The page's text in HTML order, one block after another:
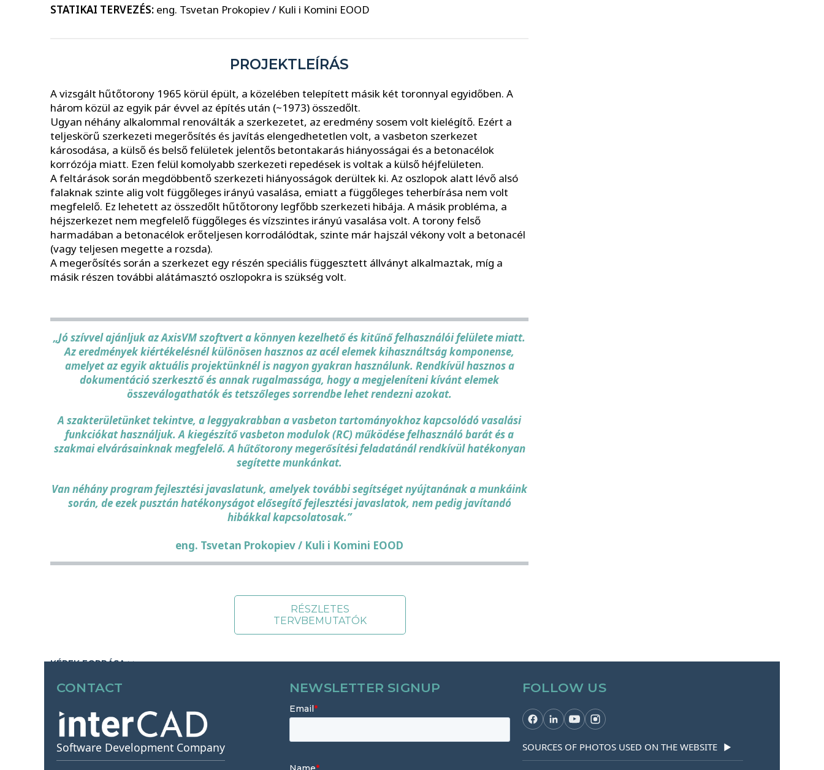
STATIKAI TERVEZÉS: eng. Tsvetan Prokopiev / Kuli i Komini EOOD
PROJEKTLEÍRÁS
A vizsgált hűtőtorony 1965 körül épült, a közelében telepített másik két toronnyal egyidőben. A
három közül az egyik pár évvel az építés után (~1973) összedőlt.
Ugyan néhány alkalommal renoválták a szerkezetet, az eredmény sosem volt kielégítő. Ezért a
teljeskörű szerkezeti megerősítés és javítás elengedhetetlen volt, a vasbeton szerkezet
károsodása, a külső és belső felületek jelentős betontakarás hiányosságai és a betonacélok
korrózója miatt. Ezen felül komolyabb szerkezeti repedések is voltak a külső héjfelületen.
A feltárások során megdöbbentő szerkezeti hiányosságok derültek ki. Az oszlopok alatt lévő alsó
falaknak szinte alig volt függőleges irányú vasalása, emiatt a függőleges teherbírása nem volt
megfelelő. Ez lehetett az összedőlt hűtőtorony legfőbb szerkezeti hibája. A másik probléma, a
héjszerkezet nem megfelelő függőleges és vízszintes irányú vasalása volt. A torony felső
harmadában a betonacélok erőteljesen korrodálódtak, szinte már hajszál vékony volt a betonacél
(vagy teljesen megette a rozsda).
A megerősítés során a szerkezet egy részén speciális függesztett állványt alkalmaztak, míg a
másik részen további alátámasztó oszlopokra is szükség volt.
„Jó szívvel ajánljuk az AxisVM szoftvert a könnyen kezelhető és kitűnő felhasználói felülete miatt.
Az eredmények kiértékelésnél különösen hasznos az acél elemek kihasználtság komponense,
amelyet az egyik aktuális projektünknél is nagyon gyakran használunk. Rendkívül hasznos a
dokumentáció szerkesztő és annak rugalmassága, hogy a megjeleníteni kívánt elemek
összeválogathatók és tetszőleges sorrendbe lehet rendezni azokat.
A szakterületünket tekintve, a leggyakrabban a vasbeton tartományokhoz kapcsolódó vasalási
funkciókat használjuk. A kiegészítő vasbeton modulok (RC) működése felhasználó barát és a
szakmai elvárásainknak megfelelő. A hűtőtorony megerősítési feladatánál rendkívül hatékonyan
segítette munkánkat.
Van néhány program fejlesztési javaslatunk, amelyek további segítséget nyújtanának a munkáink
során, de ezek pusztán hatékonyságot elősegítő fejlesztési javaslatok, nem pedig javítandó
hibákkal kapcsolatosak.”
eng. Tsvetan Prokopiev / Kuli i Komini EOOD
RÉSZLETES
TERVBEMUTATÓK
KÉPEK FORRÁSA >>
CONTACT
Software Development Company
NEWSLETTER SIGNUP FOLLOW US
SOURCES OF PHOTOS USED ON THE WEBSITE ▶